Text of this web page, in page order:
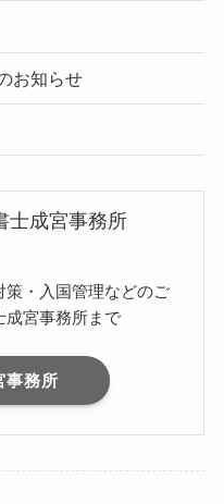
お知らせ
士成宮事務所
策・入国管理などのご
成宮事務所まで
事務所